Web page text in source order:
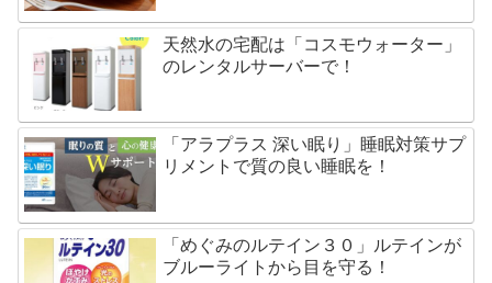
天然水の宅配は「コスモウォーター」
のレンタルサーバーで！
「アラプラス 深い眠り」睡眠対策サプ
リメントで質の良い睡眠を！
「めぐみのルテイン３０」ルテインが
ブルーライトから目を守る！